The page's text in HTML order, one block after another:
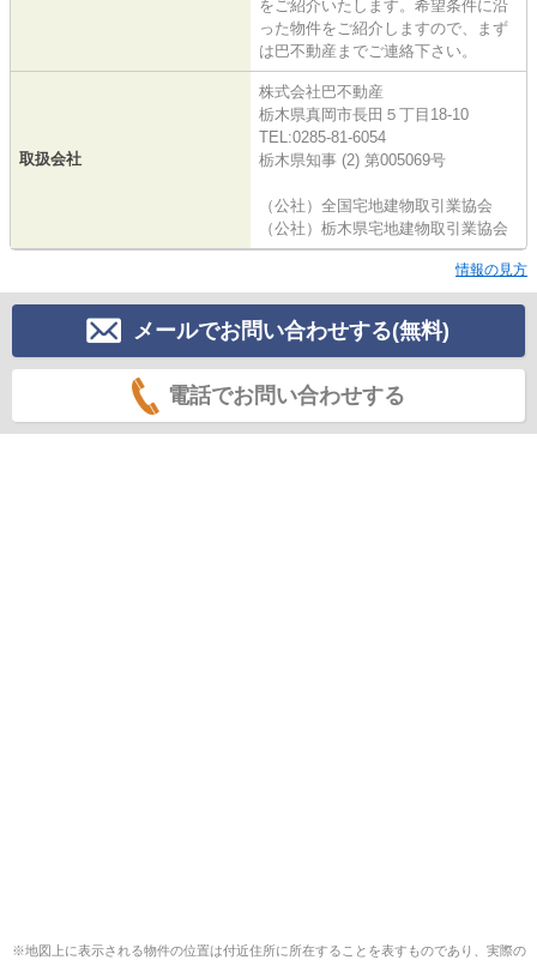
をご紹介いたします。希望条件に沿
った物件をご紹介しますので、まず
は巴不動産までご連絡下さい。
取扱会社
株式会社巴不動産
栃木県真岡市長田５丁目18-10
TEL:0285-81-6054
栃木県知事 (2) 第005069号
（公社）全国宅地建物取引業協会
（公社）栃木県宅地建物取引業協会
情報の見方
メールでお問い合わせする(無料)
電話でお問い合わせする
※地図上に表示される物件の位置は付近住所に所在することを表すものであり、実際の